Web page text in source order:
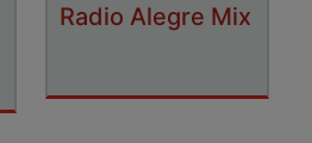
Radio Alegre Mix